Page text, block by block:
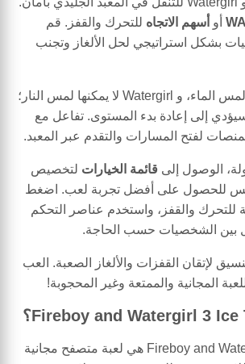
أو أسهم الاتجاه للتحرك والقفز. قم
بشكل استراتيجي لحل الألغاز وتجنب
لا يمكن لـ Fireboy لمس الماء، و Watergirl لا يمكنها لمس النار؛
إلى إعادة بدء المستوى. تفاعل مع
لفتح المسارات والتقدم عبر المعبد.
الوصول إلى قائمة الخيارات لتخصيص
للحصول على أفضل تجربة لعب. اضغط
للتحرك والقفز، واستخدم عناصر التحكم
بين الشخصيات حسب الحاجة.
لإتقان القفزات والألغاز الصعبة. العب
المجانية والممتعة وغير المحجوبة!
Fireboy and Watergirl 3 Ice Temple هي لعبة متصفح مجانية